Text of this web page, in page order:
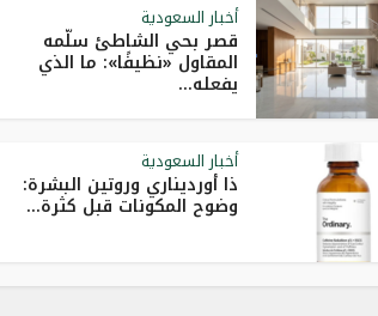
أخبار السعودية
قصر بحي الشاطئ سلّمه
المقاول «نظيفًا»: ما الذي
يفعله...
أخبار السعودية
ذا أورديناري وروتين البشرة:
وضوح المكونات قبل كثرة...